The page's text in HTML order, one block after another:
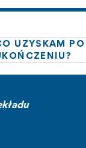
UZYSKAM PO